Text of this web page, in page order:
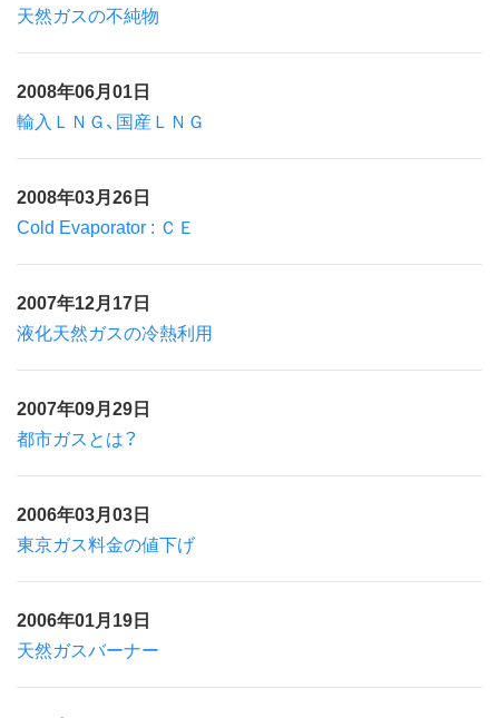
天然ガスの不純物
2008年06月01日
輸入ＬＮＧ、国産ＬＮＧ
2008年03月26日
Cold Evaporator : ＣＥ
2007年12月17日
液化天然ガスの冷熱利用
2007年09月29日
都市ガスとは？
2006年03月03日
東京ガス料金の値下げ
2006年01月19日
天然ガスバーナー